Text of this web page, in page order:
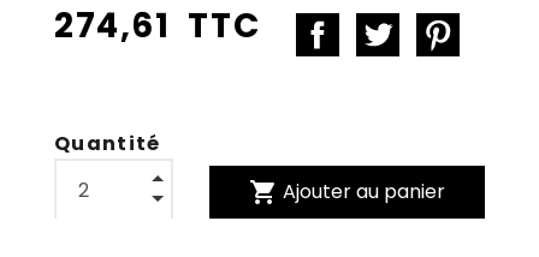
274,61 TTC
Quantité
shopping_cart Ajouter au panier